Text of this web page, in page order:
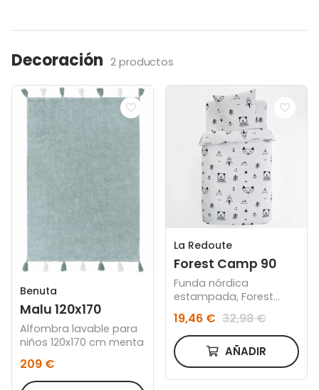
Decoración 2 productos
Benuta
Malu 120x170
Alfombra lavable para
niños 120x170 cm menta
209 €
La Redoute
Forest Camp 90
Funda nórdica
estampada, Forest
19,46 € 32,98 €
AÑADIR